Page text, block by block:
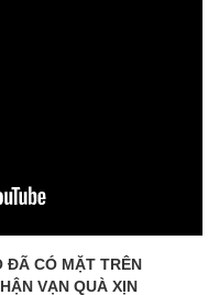
ĐÃ CÓ MẶT TRÊN
VẠN QUÀ XỊN